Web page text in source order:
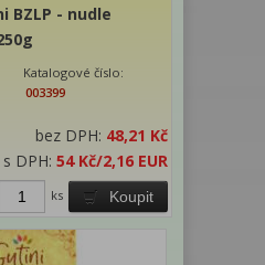
BZLP - nudle
Katalogové číslo:
003399
bez DPH: 48,21 Kč
s DPH:54 Kč/2,16 EUR
Koupit
ks